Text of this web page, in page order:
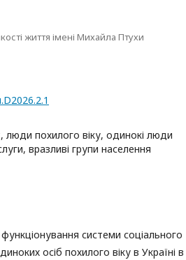
життя імені Михайла Птухи
люди похилого віку, одинокі люди
вразливі групи населення
системи соціального
осіб похилого віку в Україні в